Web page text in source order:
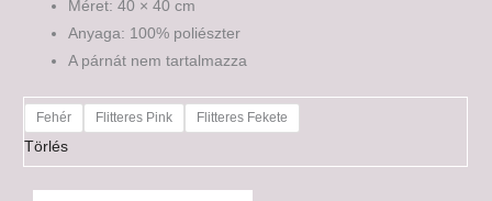
Méret: 40 × 40 cm
Anyaga: 100% poliészter
A párnát nem tartalmazza
Fehér Flitteres Pink Flitteres Fekete
Törlés